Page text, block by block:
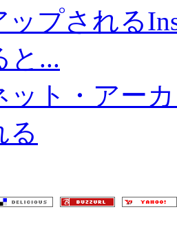
プされる
と...
ット・アー
る